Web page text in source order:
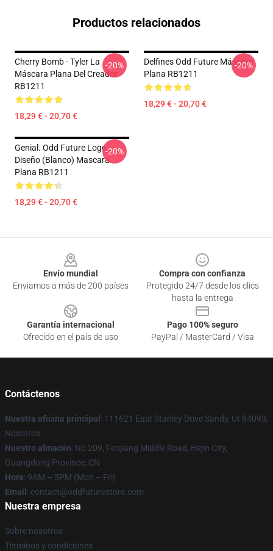
Productos relacionados
Cherry Bomb - Tyler La
Máscara Plana Del Creador
RB1211
18,29 € - 20,70 €
-20%
Delfines Odd Future Máscara
Plana RB1211
18,29 € - 20,70 €
-20%
Genial. Odd Future Logo
Diseño (blanco) Mascara
Plana RB1211
18,29 € - 20,70 €
-20%
Envío mundial
Enviamos a más de 200 países
Compra con confianza
Protegido 24/7 desde los clics
hasta la entrega
Garantía internacional
Ofrecido en el país de uso
Pago 100% seguro
PayPal / MasterCard / Visa
Contáctenos
Nuestra oficina principal : 111621 East Stanley Drive Sandy, Ut 84093,
Nosotros
Nuestro almacén: No 209, Fenjiang Middle Road, Hejin City,
Guangdong Province, CN
Hora: 9AM – 5PM (Mon – Fri)
Email : contact@oddfuturestore.com
Nuestra empresa
Sobre nosotros
Términos y condiciones